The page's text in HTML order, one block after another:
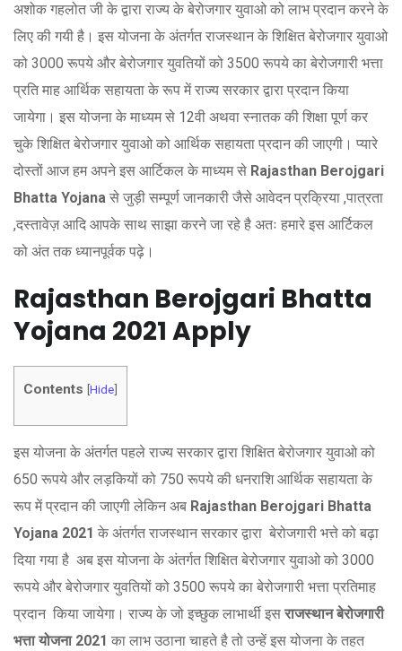
अशोक गहलोत जी के द्वारा राज्य के बेरोजगार युवाओ को लाभ प्रदान करने के
लिए की गयी है। इस योजना के अंतर्गत राजस्थान के शिक्षित बेरोजगार युवाओ
को 3000 रूपये और बेरोजगार युवतियों को 3500 रूपये का बेरोजगारी भत्ता
प्रति माह आर्थिक सहायता के रूप में राज्य सरकार द्वारा प्रदान किया
जायेगा। इस योजना के माध्यम से 12वी अथवा स्नातक की शिक्षा पूर्ण कर
चुके शिक्षित बेरोजगार युवाओ को आर्थिक सहायता प्रदान की जाएगी। प्यारे
दोस्तों आज हम अपने इस आर्टिकल के माध्यम से Rajasthan Berojgari
Bhatta Yojana से जुड़ी सम्पूर्ण जानकारी जैसे आवेदन प्रक्रिया ,पात्रता
,दस्तावेज़ आदि आपके साथ साझा करने जा रहे है अतः हमारे इस आर्टिकल
को अंत तक ध्यानपूर्वक पढ़े।
Rajasthan Berojgari Bhatta
Yojana 2021 Apply
Contents [Hide]
इस योजना के अंतर्गत पहले राज्य सरकार द्वारा शिक्षित बेरोजगार युवाओ को
650 रूपये और लड़कियों को 750 रूपये की धनराशि आर्थिक सहायता के
रूप में प्रदान की जाएगी लेकिन अब Rajasthan Berojgari Bhatta
Yojana 2021 के अंतर्गत राजस्थान सरकार द्वारा बेरोजगारी भत्ते को बढ़ा
दिया गया है अब इस योजना के अंतर्गत शिक्षित बेरोजगार युवाओ को 3000
रूपये और बेरोजगार युवतियों को 3500 रूपये का बेरोजगारी भत्ता प्रतिमाह
प्रदान किया जायेगा। राज्य के जो इच्छुक लाभार्थी इसराजस्थान बेरोजगारी
भत्ता योजना 2021 का लाभ उठाना चाहते है तो उन्हें इस योजना के तहत